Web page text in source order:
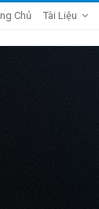
Chủ Tài Liệu